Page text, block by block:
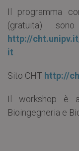
Il programma
(gratuita)
http://
it
Sito CHT http://
Il workshop è
Bioingegneria e